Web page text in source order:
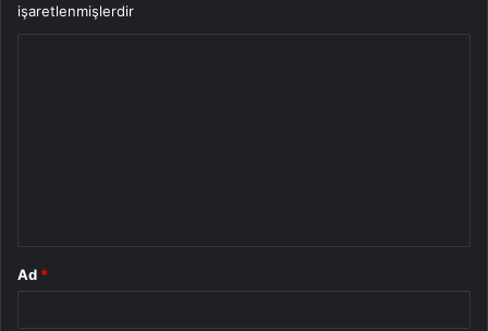
işaretlenmişlerdir
Ad *